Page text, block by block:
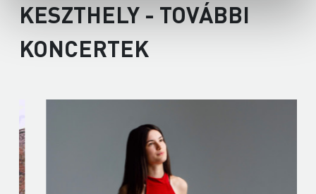
KESZTHELY - TOVÁBBI
KONCERTEK